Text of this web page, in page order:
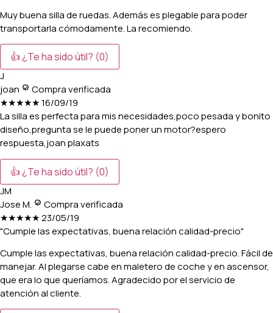
Muy buena silla de ruedas. Además es plegable para poder
transportarla cómodamente. La recomiendo.
👍 ¿Te ha sido útil? (0)
J
joan
Compra verificada
★★★★★16/09/19
La silla es perfecta para mis necesidades,poco pesada y bonito
diseño,pregunta se le puede poner un motor?espero
respuesta,joan plaxats
👍 ¿Te ha sido útil? (0)
JM
Jose M.
Compra verificada
★★★★★23/05/19
"Cumple las expectativas, buena relación calidad-precio"
Cumple las expectativas, buena relación calidad-precio. Fácil de
manejar. Al plegarse cabe en maletero de coche y en ascensor,
que era lo que queríamos. Agradecido por el servicio de
atención al cliente.